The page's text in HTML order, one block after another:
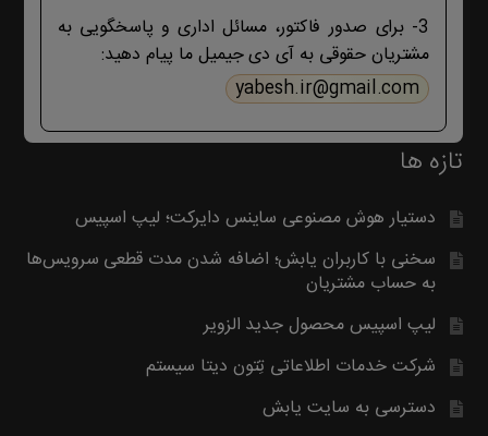
3- برای صدور فاکتور، مسائل اداری و پاسخگویی به
مشتریان حقوقی به آی دی جیمیل ما پیام دهید:
yabesh.ir@gmail.com
تازه ها
دستیار هوش مصنوعی ساینس دایرکت؛ لیپ اسپیس
سخنی با کاربران یابش؛ اضافه شدن مدت قطعی سرویس‌ها
به حساب مشتریان
لیپ اسپیس محصول جدید الزویر
شرکت خدمات اطلاعاتی تِتون دیتا سیستم
دسترسی به سایت یابش